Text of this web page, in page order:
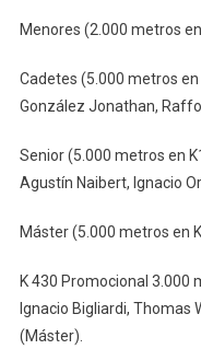
Menores (2.000 metros
Cadetes (5.000 metros en
González Jonathan,
Senior (5.000 metros en
Agustín Naibert, Ignacio
Máster (5.000 metros en
K 430 Promocional 3.000
Ignacio Bigliardi, Thomas
(Máster).